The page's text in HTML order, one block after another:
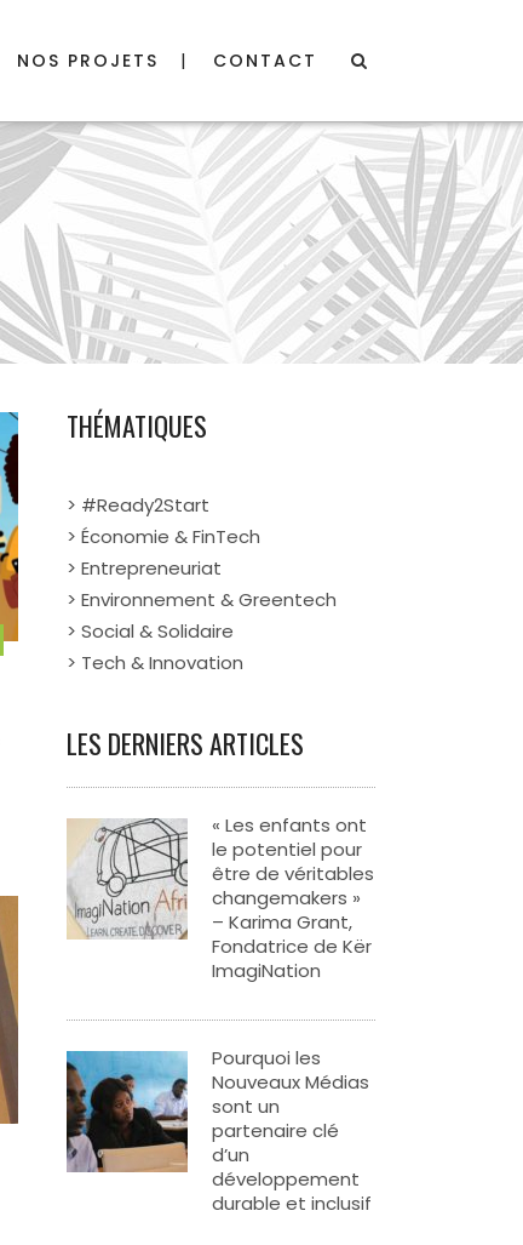
NOS PROJETS CONTACT
THÉMATIQUES
> #Ready2Start
> Économie & FinTech
> Entrepreneuriat
> Environnement & Greentech
> Social & Solidaire
> Tech & Innovation
LES DERNIERS ARTICLES
« Les enfants ont
le potentiel pour
être de véritables
changemakers »
– Karima Grant,
Fondatrice de Kër
ImagiNation
Pourquoi les
Nouveaux Médias
sont un
partenaire clé
d’un
développement
durable et inclusif